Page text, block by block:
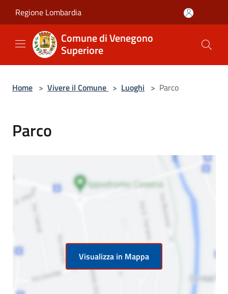
Regione Lombardia
Comune di Venegono
Superiore
Home > Vivere il Comune > Luoghi > Parco
Parco
Visualizza in Mappa